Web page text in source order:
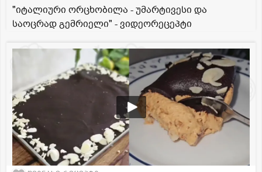
"იტალიური ორცხობილა - უმარტივესი და
საოცრად გემრიელი" - ვიდეორეცეპტი